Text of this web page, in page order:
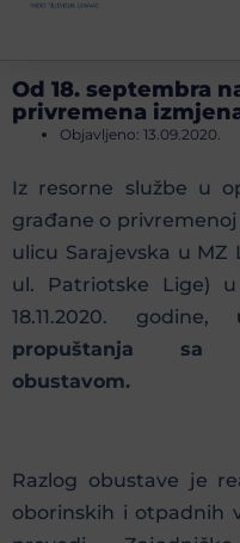
Od 18. septembra
privremena
Objavljeno: 13.09.2020.
Iz resorne službe u
građane o
ulicu Sarajevska u MZ
ul. Patriotske Lige)
18.11.2020. godine,
propuštanja sa
obustavom.
Razlog obustave je
oborinskih i otpadnih